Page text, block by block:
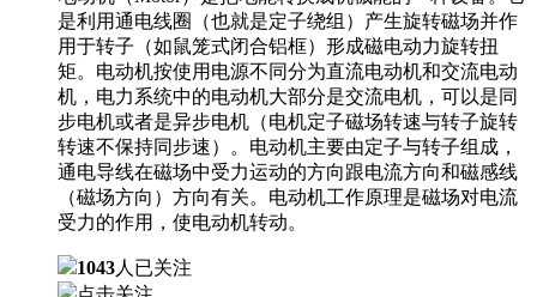
是利用通电线圈（也就是定子绕组）产生旋转磁场并作
用于转子（如鼠笼式闭合铝框）形成磁电动力旋转扭
矩。电动机按使用电源不同分为直流电动机和交流电动
机，电力系统中的电动机大部分是交流电机，可以是同
步电机或者是异步电机（电机定子磁场转速与转子旋转
转速不保持同步速）。电动机主要由定子与转子组成，
通电导线在磁场中受力运动的方向跟电流方向和磁感线
（磁场方向）方向有关。电动机工作原理是磁场对电流
受力的作用，使电动机转动。
1043人已关注